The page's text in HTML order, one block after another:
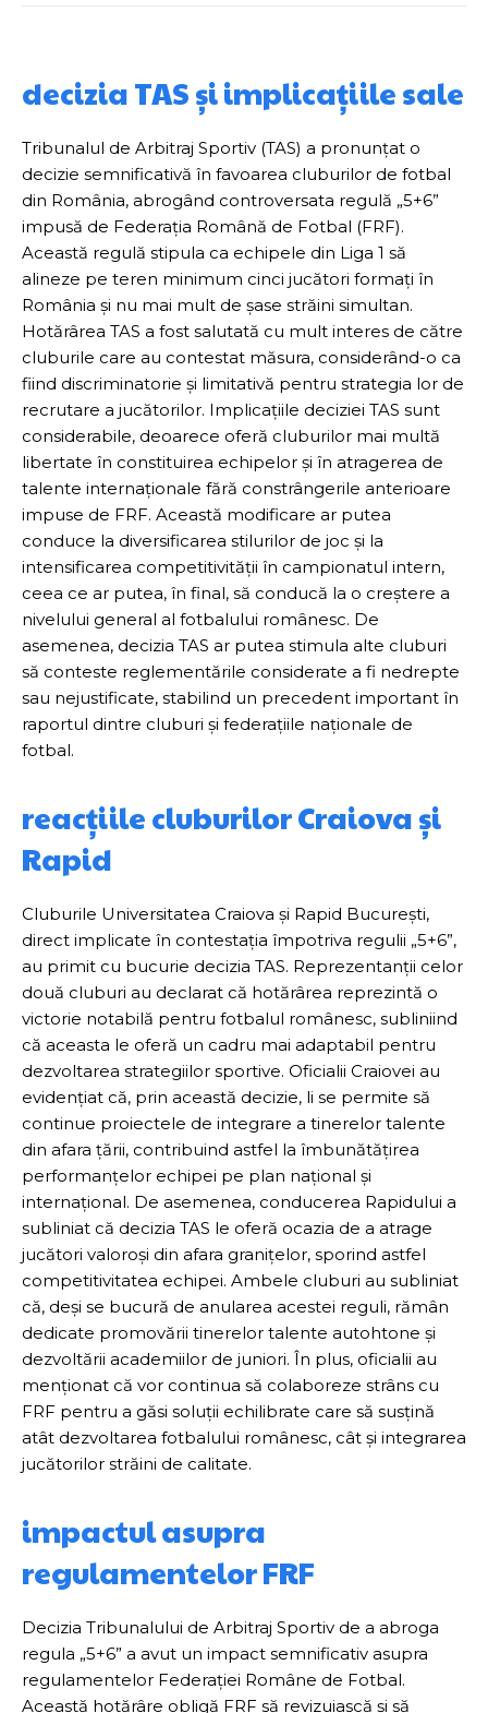
decizia TAS și implicațiile sale
Tribunalul de Arbitraj Sportiv (TAS) a pronunțat o
decizie semnificativă în favoarea cluburilor de fotbal
din România, abrogând controversata regulă „5+6”
impusă de Federația Română de Fotbal (FRF).
Această regulă stipula ca echipele din Liga 1 să
alineze pe teren minimum cinci jucători formați în
România și nu mai mult de șase străini simultan.
Hotărârea TAS a fost salutată cu mult interes de către
cluburile care au contestat măsura, considerând-o ca
fiind discriminatorie și limitativă pentru strategia lor de
recrutare a jucătorilor. Implicațiile deciziei TAS sunt
considerabile, deoarece oferă cluburilor mai multă
libertate în constituirea echipelor și în atragerea de
talente internaționale fără constrângerile anterioare
impuse de FRF. Această modificare ar putea
conduce la diversificarea stilurilor de joc și la
intensificarea competitivității în campionatul intern,
ceea ce ar putea, în final, să conducă la o creștere a
nivelului general al fotbalului românesc. De
asemenea, decizia TAS ar putea stimula alte cluburi
să conteste reglementările considerate a fi nedrepte
sau nejustificate, stabilind un precedent important în
raportul dintre cluburi și federațiile naționale de
fotbal.
reacțiile cluburilor Craiova și
Rapid
Cluburile Universitatea Craiova și Rapid București,
direct implicate în contestația împotriva regulii „5+6”,
au primit cu bucurie decizia TAS. Reprezentanții celor
două cluburi au declarat că hotărârea reprezintă o
victorie notabilă pentru fotbalul românesc, subliniind
că aceasta le oferă un cadru mai adaptabil pentru
dezvoltarea strategiilor sportive. Oficialii Craiovei au
evidențiat că, prin această decizie, li se permite să
continue proiectele de integrare a tinerelor talente
din afara țării, contribuind astfel la îmbunătățirea
performanțelor echipei pe plan național și
internațional. De asemenea, conducerea Rapidului a
subliniat că decizia TAS le oferă ocazia de a atrage
jucători valoroși din afara granițelor, sporind astfel
competitivitatea echipei. Ambele cluburi au subliniat
că, deși se bucură de anularea acestei reguli, rămân
dedicate promovării tinerelor talente autohtone și
dezvoltării academiilor de juniori. În plus, oficialii au
menționat că vor continua să colaboreze strâns cu
FRF pentru a găsi soluții echilibrate care să susțină
atât dezvoltarea fotbalului românesc, cât și integrarea
jucătorilor străini de calitate.
impactul asupra
regulamentelor FRF
Decizia Tribunalului de Arbitraj Sportiv de a abroga
regula „5+6” a avut un impact semnificativ asupra
regulamentelor Federației Române de Fotbal.
Această hotărâre obligă FRF să revizuiască și să